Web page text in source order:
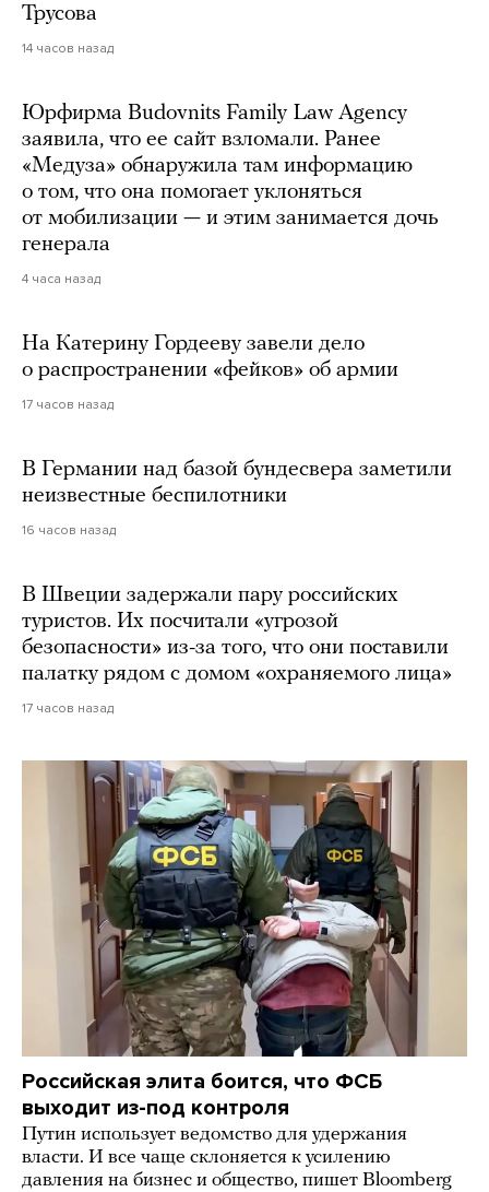
Трусова
14 часов назад
Юрфирма Budovnits Family Law Agency
заявила, что ее сайт взломали. Ранее
«Медуза» обнаружила там информацию
о том, что она помогает уклоняться
от мобилизации — и этим занимается дочь
генерала
4 часа назад
На Катерину Гордееву завели дело
о распространении «фейков» об армии
17 часов назад
В Германии над базой бундесвера заметили
неизвестные беспилотники
16 часов назад
В Швеции задержали пару российских
туристов. Их посчитали «угрозой
безопасности» из-за того, что они поставили
палатку рядом с домом «охраняемого лица»
17 часов назад
Российская элита боится, что ФСБ
выходит из-под контроля
Путин использует ведомство для удержания
власти. И все чаще склоняется к усилению
давления на бизнес и общество, пишет Bloomberg